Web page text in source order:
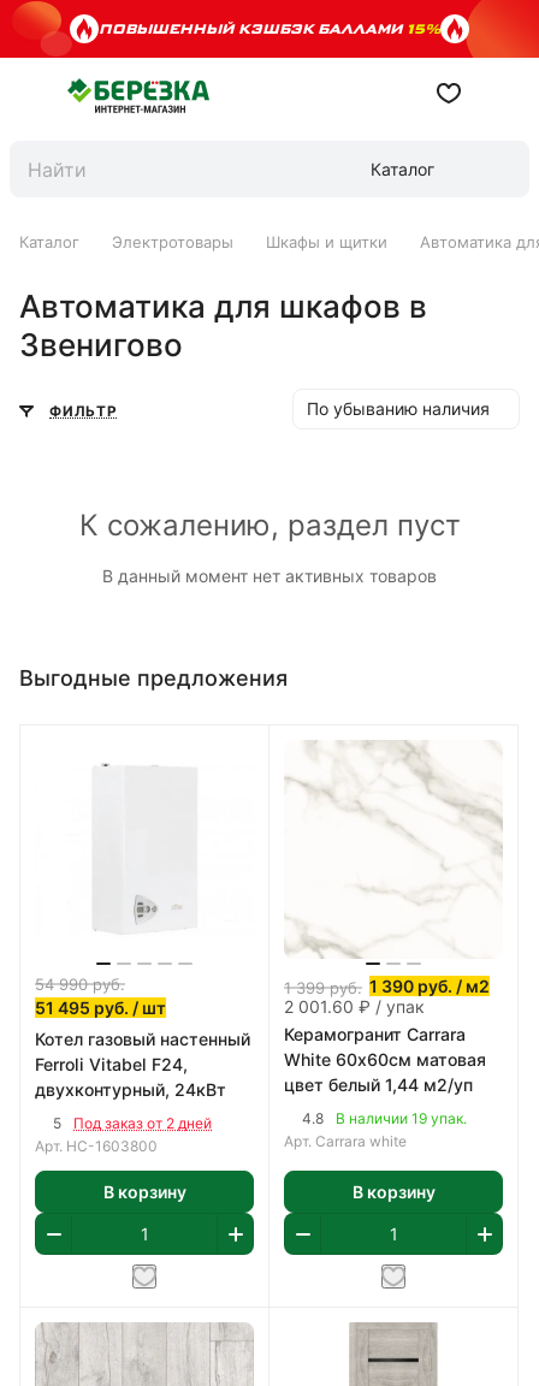
ПОВЫШЕННЫЙ КЭШБЭК БАЛЛАМИ15%
Каталог
Каталог Электротовары Шкафы и щитки Автоматика
Автоматика для шкафов в
Звенигово
ФИЛЬТР По убыванию наличия
К сожалению, раздел пуст
В данный момент нет активных товаров
Выгодные предложения
54 990руб.
51 495 руб. / шт
Котел газовый настенный
Ferroli Vitabel F24,
двухконтурный, 24кВт
5
Под заказ от 2 дней
Арт. НС-1603800
В корзину
1 399руб. 1 390 руб. / м2
2 001.60 ₽ / упак
Керамогранит Carrara
White 60х60см матовая
цвет белый 1,44 м2/уп
4.8
В наличии 19 упак.
Арт. Carrara white
В корзину